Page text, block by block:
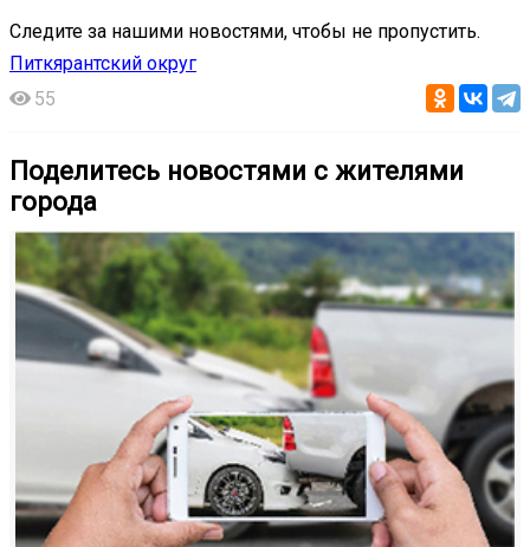
Следите за нашими новостями, чтобы не пропустить.
Питкярантский округ
55
Поделитесь новостями с жителями
города